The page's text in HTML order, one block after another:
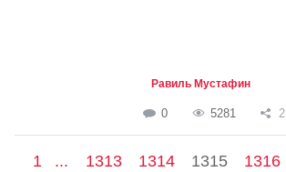
Равиль Мустафин
0 5281 2
1 ... 1313 1314 1315 1316